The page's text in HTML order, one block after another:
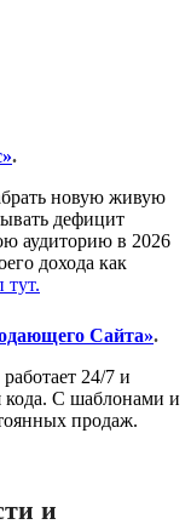
.
новую живую
дефицит
аудиторию в 2026
дохода как
тут.
Сайта».
24/7 и
кода. С шаблонами и
продаж.
и